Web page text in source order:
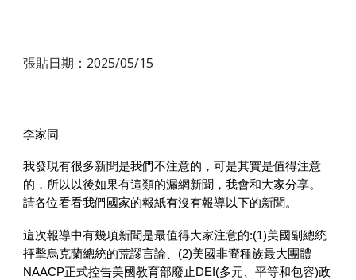
張貼日期：2025/05/15
李家同
我發現有很多新聞是我們不注意的，可是其實是值得注意
的，所以以後如果有這類的漏網新聞，我會和大家分享。
請各位看看我們國家的報紙有沒有報導以下的新聞。
這次報導中有幾項新聞是最值得大家注意的:(1)美國副總統
抨擊烏克蘭總統的荒謬言論、(2)美國非裔種族最大團體
NAACP正式控告美國教育部廢止DEI(多元、平等和包容)政